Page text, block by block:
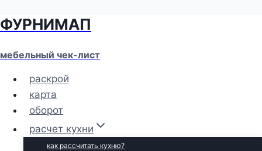
Перейти
содержимому
ФУРНИМАП
мебельный чек-лист
раскрой
карта
оборот
расчет кухни
как рассчитать кухню?